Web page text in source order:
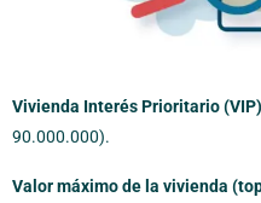
Vivienda Interés Prioritario
90.000.000).
Valor máximo de la vivienda